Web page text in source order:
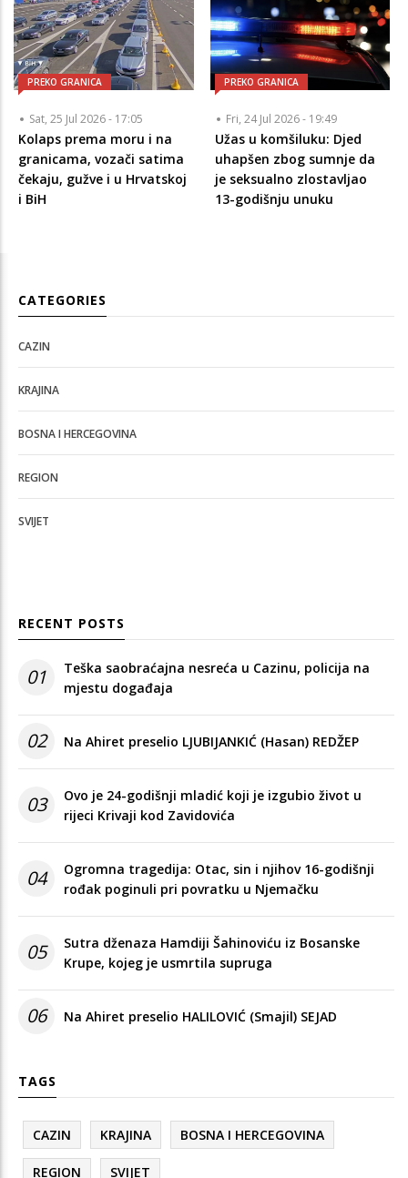
PREKO GRANICA
Sat, 25 Jul 2026 - 17:05
Kolaps prema moru i na
granicama, vozači satima
čekaju, gužve i u Hrvatskoj
i BiH
PREKO GRANICA
Fri, 24 Jul 2026 - 19:49
Užas u komšiluku: Djed
uhapšen zbog sumnje da
je seksualno zlostavljao
13-godišnju unuku
CATEGORIES
CAZIN
KRAJINA
BOSNA I HERCEGOVINA
REGION
SVIJET
RECENT POSTS
01
Teška saobraćajna nesreća u Cazinu, policija na
mjestu događaja
02 Na Ahiret preselio LJUBIJANKIĆ (Hasan) REDŽEP
03
Ovo je 24-godišnji mladić koji je izgubio život u
rijeci Krivaji kod Zavidovića
04
Ogromna tragedija: Otac, sin i njihov 16-godišnji
rođak poginuli pri povratku u Njemačku
05
Sutra dženaza Hamdiji Šahinoviću iz Bosanske
Krupe, kojeg je usmrtila supruga
06 Na Ahiret preselio HALILOVIĆ (Smajil) SEJAD
TAGS
CAZIN KRAJINA BOSNA I HERCEGOVINA
REGION SVIJET